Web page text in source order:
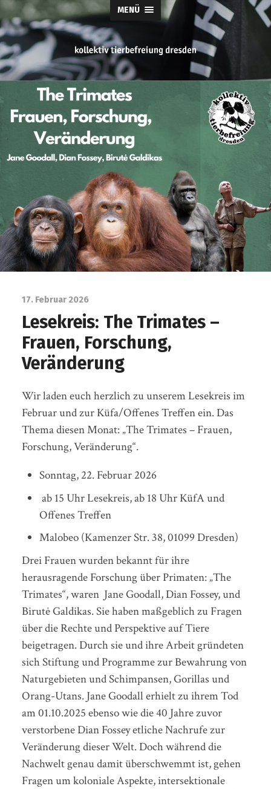
MENÜ
tierbefreiung
17. Februar 2026
Lesekreis: The Trimates –
Frauen, Forschung,
Veränderung
Wir laden euch herzlich zu unserem Lesekreis im
Februar und zur Küfa/Offenes Treffen ein. Das
Thema diesen Monat: „The Trimates – Frauen,
Forschung, Veränderung“.
Sonntag, 22. Februar 2026
ab 15 Uhr Lesekreis, ab 18 Uhr KüfA und
Offenes Treffen
Malobeo (Kamenzer Str. 38, 01099 Dresden)
Drei Frauen wurden bekannt für ihre
herausragende Forschung über Primaten: „The
Trimates“, waren Jane Goodall, Dian Fossey, und
Birutė Galdikas. Sie haben maßgeblich zu Fragen
über die Rechte und Perspektive auf Tiere
beigetragen. Durch sie und ihre Arbeit gründeten
sich Stiftung und Programme zur Bewahrung von
Naturgebieten und Schimpansen, Gorillas und
Orang-Utans. Jane Goodall erhielt zu ihrem Tod
am 01.10.2025 ebenso wie die 40 Jahre zuvor
verstorbene Dian Fossey etliche Nachrufe zur
Veränderung dieser Welt. Doch während die
Nachwelt genau damit überschwemmt ist, gehen
Fragen um koloniale Aspekte, intersektionale